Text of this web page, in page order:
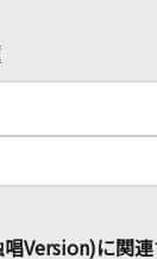
唱Version)に関